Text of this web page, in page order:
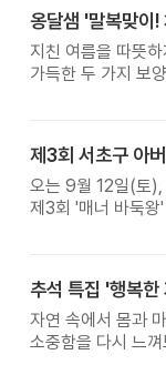
옹달샘 '말복맞이!
지친 여름을 따뜻
가득한 두 가지 보
오는 9월 12일(토),
제3회 '매너 바둑왕
추석 특집 '행복한
자연 속에서 몸과
소중함을 다시 느